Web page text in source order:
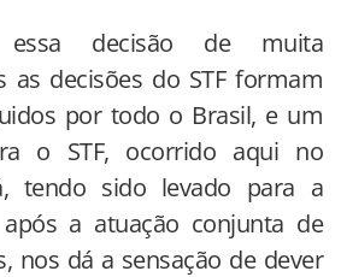
essa decisão de muita
as decisões do STF formam
por todo o Brasil, e um
o STF, ocorrido aqui no
tendo sido levado para a
a atuação conjunta de
nos dá a sensação de dever